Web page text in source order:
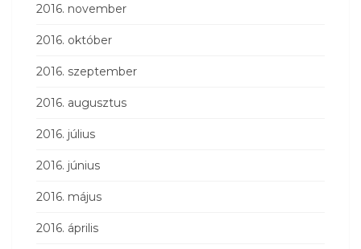
2016. november
2016. október
2016. szeptember
2016. augusztus
2016. július
2016. június
2016. május
2016. április